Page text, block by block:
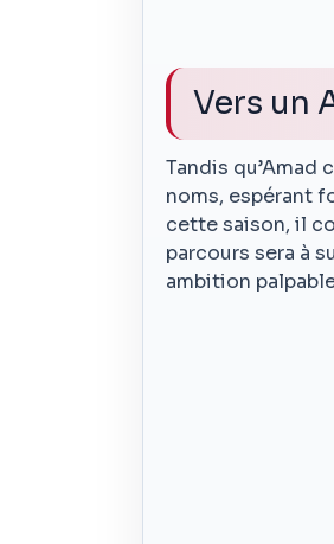
Vers un
Tandis qu’Amad
noms, espérant
cette saison, il
parcours sera à
ambition